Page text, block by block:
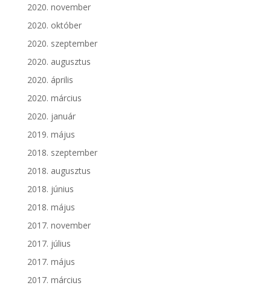
2020. november
2020. október
2020. szeptember
2020. augusztus
2020. április
2020. március
2020. január
2019. május
2018. szeptember
2018. augusztus
2018. június
2018. május
2017. november
2017. július
2017. május
2017. március